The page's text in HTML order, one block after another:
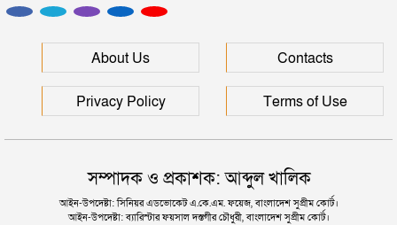
বাংলাদেশি নিহত
সিলেটে আরও ৩ জনের প্রাণহানী, পরিস্থিতি এখনো ভয়াবহ
About Us Contacts
Privacy Policy Terms of Use
সম্পাদক ও প্রকাশক: আব্দুল খালিক
আইন-উপদেষ্টা: সিনিয়র এডভোকেট এ.কে.এম. ফয়েজ, বাংলাদেশ সুপ্রীম কোর্ট।
আইন-উপদেষ্টা: ব্যারিস্টার ফয়সাল দস্তগীর চৌধুরী, বাংলাদেশ সুপ্রীম কোর্ট।